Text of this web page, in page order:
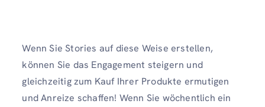
Wenn Sie Stories auf diese Weise erstellen,
können Sie das Engagement steigern und
gleichzeitig zum Kauf Ihrer Produkte ermutigen
und Anreize schaffen! Wenn Sie wöchentlich ein